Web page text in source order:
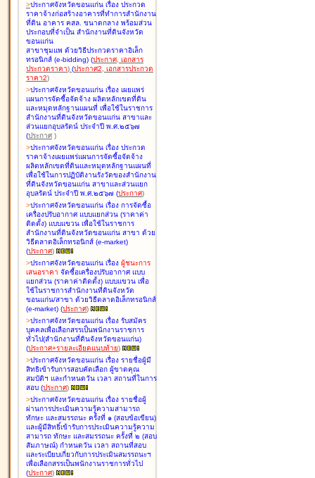
>ประกาศจังหวัดขอนแก่น เรื่อง ประกวด
ราคาจ้างก่อสร้างอาคารที่ทำการสำนักงาน
ที่ดิน อาคาร คสล. ขนาดกลาง พร้อมส่วน
ประกอบที่จำเป็น สำนักงานที่ดินจังหวัด
ขอนแก่น
สาขาชุมแพ ด้วยวิธีประกวดราคาอิเล็ก
ทรอนิกส์ (e-bidding) (ประกาศ, เอกสาร
ประกวดราคา) (ประกาศ2, เอกสารประกวด
ราคา2)
>ประกาศจังหวัดขอนแก่น เรื่อง เผยแพร่
แผนการจัดซื้อจัดจ้าง ผลิตหลักเขตที่ดิน
และหมุดหลักฐานแผนที่ เพื่อใช้ในราชการ
สำนักงานที่ดินจังหวัดขอนแก่น สาขาและ
ส่วนแยกอุบลรัตน์ ประจำปี พ.ศ.๒๕๖๗
(ประกาศ )
>ประกาศจังหวัดขอนแก่น เรื่อง ประกวด
ราคาจ้างเผยแพร่แผนการจัดซื้อจัดจ้าง
ผลิตหลักเขตที่ดินและหมุดหลักฐานแผนที่
เพื่อใช้ในการปฏิบัติงานรังวัดของสำนักงาน
ที่ดินจังหวัดขอนแก่น สาขาและส่วนแยก
อุบลรัตน์ ประจำปี พ.ศ.๒๕๖๗ (ประกาศ)
>ประกาศจังหวัดขอนแก่น เรื่อง การจัดซื้อ
เครื่องปรับอากาศ แบบแยกส่วน (ราคาค่า
ติดตั้ง) แบบแขวน เพื่อใช้ในราชการ
สำนักงานที่ดินจังหวัดขอนแก่น สาขา ด้วย
วิธีตลาดอิเล็กทรอนิกส์ (e-market)
(ประกาศ)
>ประกาศจังหวัดขอนแก่น เรื่อง ผู้ชนะการ
เสนอราคา จัดซื้อเครื่องปรับอากาศ แบบ
แยกส่วน (ราคาค่าติดตั้ง) แบบแขวน เพื่อ
ใช้ในราชการสำนักงานที่ดินจังหวัด
ขอนแก่น/สาขา ด้วยวิธีตลาดอิเล็กทรอนิกส์
(e-market) (ประกาศ)
>ประกาศจังหวัดขอนแก่น เรื่อง รับสมัคร
บุคคลเพื่อเลือกสรรเป็นพนักงานราชการ
ทั่วไป(สำนักงานที่ดินจังหวัดขอนแก่น)
(ประกาศ+รายละเอียดแนบท้าย)
>ประกาศจังหวัดขอนแก่น เรื่อง รายชื่อผู้มี
สิทธิเข้ารับการสอบคัดเลือก ผู้ขาดคุณ
สมบัติฯ และกำหนดวัน เวลา สถานที่ในการ
สอบ (ประกาศ)
>ประกาศจังหวัดขอนแก่น เรื่อง รายชื่อผู้
ผ่านการประเมินความรู้ความสามารถ
ทักษะ และสมรรถนะ ครั้งที่ ๑ (สอบข้อเขียน)
และผู้มีสิทธิ์เข้ารับการประเมินความรู้ความ
สามารถ ทักษะ และสมรรถนะ ครั้งที่ ๒ (สอบ
สัมภาษณ์) กำหนดวัน เวลา สถานที่สอบ
และระเบียบเกี่ยวกับการประเมินสมรรถนะฯ
เพื่อเลือกสรรเป็นพนักงานราชการทั่วไป
(ประกาศ)